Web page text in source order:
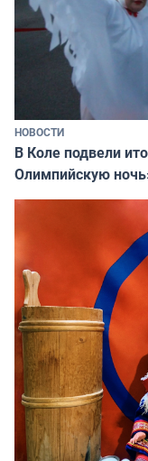
НОВОСТИ
В Коле подвели
Олимпийскую